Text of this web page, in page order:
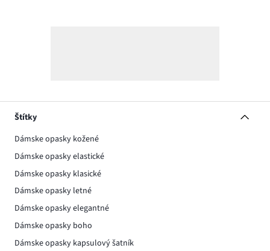
Štítky
Dámske opasky kožené
Dámske opasky elastické
Dámske opasky klasické
Dámske opasky letné
Dámske opasky elegantné
Dámske opasky boho
Dámske opasky kapsulový šatník